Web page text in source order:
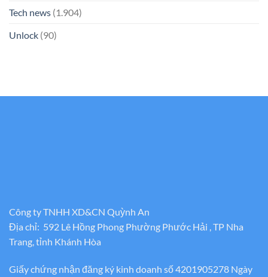
Tech news (1.904)
Unlock (90)
Công ty TNHH XD&CN Quỳnh An
Địa chỉ: 592 Lê Hồng Phong Phường Phước Hải , TP Nha
Trang, tỉnh Khánh Hòa
Giấy chứng nhận đăng ký kinh doanh số 4201905278 Ngày